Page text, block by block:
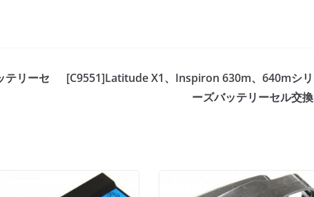
テリーセ
[C9551]Latitude X1、Inspiron 630m、640mシリ
ーズバッテリーセル交換